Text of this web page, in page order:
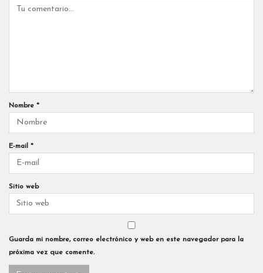
Nombre *
E-mail *
Sitio web
Guarda mi nombre, correo electrónico y web en este navegador para la
próxima vez que comente.